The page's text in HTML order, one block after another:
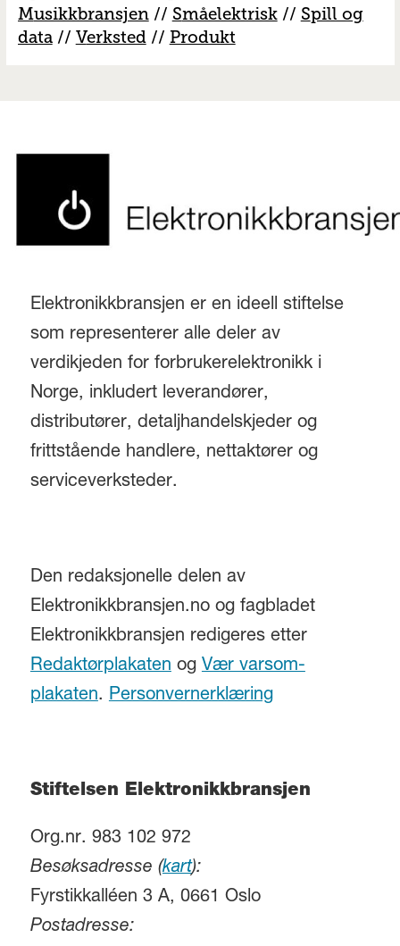
Musikkbransjen// Småelektrisk// Spill og
data// Verksted// Produkt
Elektronikkbransjen er en ideell stiftelse
som representerer alle deler av
verdikjeden for forbrukerelektronikk i
Norge, inkludert leverandører,
distributører, detaljhandelskjeder og
frittstående handlere, nettaktører og
serviceverksteder.
Den redaksjonelle delen av
Elektronikkbransjen.no og fagbladet
Elektronikkbransjen redigeres etter
Redaktørplakaten og Vær varsom-
plakaten. Personvernerklæring
Stiftelsen Elektronikkbransjen
Org.nr. 983 102 972
Besøksadresse (kart):
Fyrstikkalléen 3 A, 0661 Oslo
Postadresse: